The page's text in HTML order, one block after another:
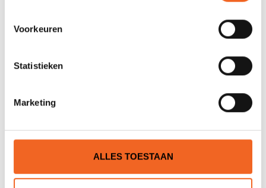
Voorkeuren
Statistieken
Marketing
ALLES TOESTAAN
Lengte:
Kuiplengte:
Volume: